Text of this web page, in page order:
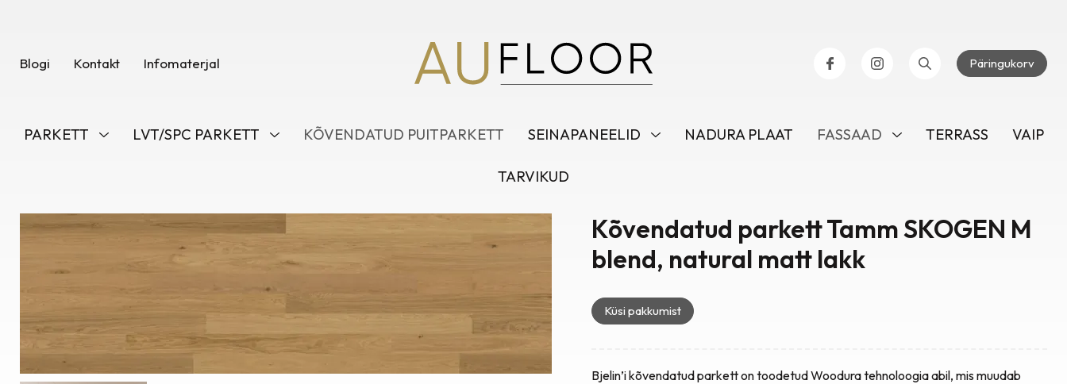
Blogi Kontakt Infomaterjal Päringukorv
PARKETT LVT/SPC PARKETT KÕVENDATUD PUITPARKETT SEINAPANEELID NADURA PLAAT FASSAAD TERRASS VAIP
TARVIKUD
Kõvendatud parkett Tamm SKOGEN M
blend, natural matt lakk
Küsi pakkumist
Bjelin’i kõvendatud parkett on toodetud Woodura tehnoloogia abil, mis muudab